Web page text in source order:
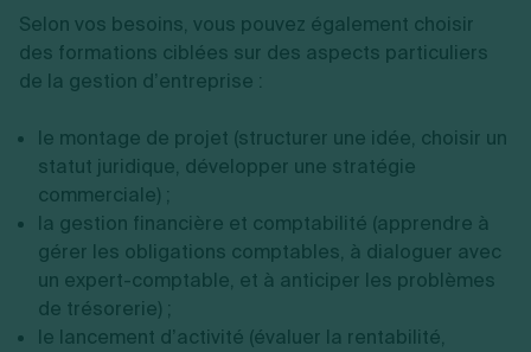
Selon vos besoins, vous pouvez également choisir
des formations ciblées sur des aspects particuliers
de la gestion d’entreprise :
le montage de projet (structurer une idée, choisir un
statut juridique, développer une stratégie
commerciale) ;
la gestion financière et comptabilité (apprendre à
gérer les obligations comptables, à dialoguer avec
un expert-comptable, et à anticiper les problèmes
de trésorerie) ;
le lancement d’activité (évaluer la rentabilité,